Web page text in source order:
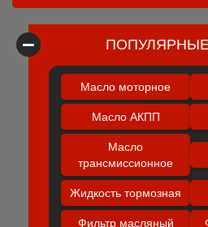
Масло моторное
Масло АКПП
Масло
трансмиссионное
Жидкость тормозная
Фильтр масляный